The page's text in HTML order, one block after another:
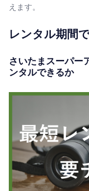
えます。
レンタル期間
さいたまスーパー
ンタルできるか